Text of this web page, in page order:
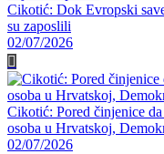
Cikotić: Dok Evropski
su zaposlili
02/07/2026
Cikotić: Pored činjenice
osoba u Hrvatskoj,
02/07/2026